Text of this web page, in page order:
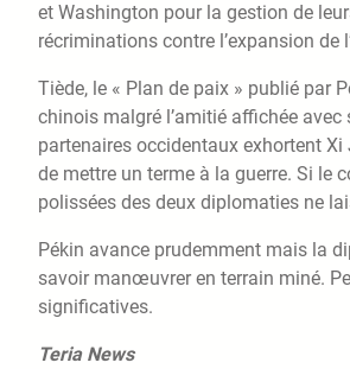
et Washington pour la gestion de
récriminations contre l’expansion de
Tiède, le « Plan de paix » publié par
chinois malgré l’amitié affichée avec
partenaires occidentaux exhortent
de mettre un terme à la guerre. Si le
polissées des deux diplomaties ne
Pékin avance prudemment mais la
savoir manœuvrer en terrain miné.
significatives.
Teria News